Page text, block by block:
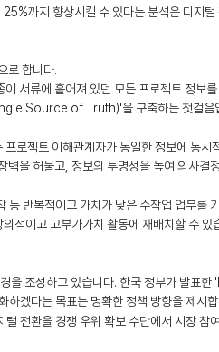
까지 향상시킬 수 있다는 분석은 디지
로 합니다.
서류에 흩어져 있던 모든 프로젝트 정보
Source of Truth)'을 구축하는 첫걸음
로젝트 이해관계자가 동일한 정보에 동시
벽을 허물고, 정보의 투명성을 높여 의사결
등 반복적이고 가치가 낮은 수작업 업무를
적이고 고부가가치 활동에 재배치할 수 있
을 조성하고 있습니다. 한국 정부가 발표
겠다는 목표는 명확한 정책 방향을 제시
전환을 경쟁 우위 확보 수단에서 시장 참